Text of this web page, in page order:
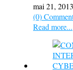
mai 21, 2013
(0)
Read more...